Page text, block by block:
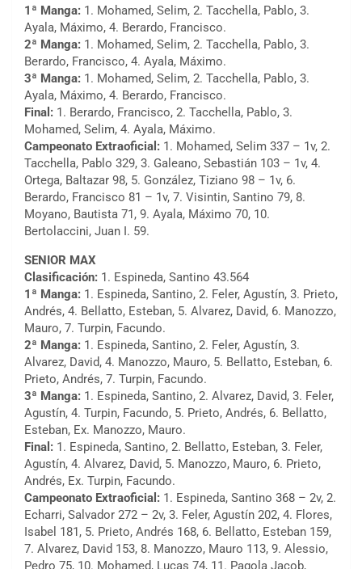
1ª Manga: 1. Mohamed, Selim, 2. Tacchella, Pablo, 3.
Ayala, Máximo, 4. Berardo, Francisco.
2ª Manga: 1. Mohamed, Selim, 2. Tacchella, Pablo, 3.
Berardo, Francisco, 4. Ayala, Máximo.
3ª Manga: 1. Mohamed, Selim, 2. Tacchella, Pablo, 3.
Ayala, Máximo, 4. Berardo, Francisco.
Final: 1. Berardo, Francisco, 2. Tacchella, Pablo, 3.
Mohamed, Selim, 4. Ayala, Máximo.
Campeonato Extraoficial: 1. Mohamed, Selim 337 – 1v, 2.
Tacchella, Pablo 329, 3. Galeano, Sebastián 103 – 1v, 4.
Ortega, Baltazar 98, 5. González, Tiziano 98 – 1v, 6.
Berardo, Francisco 81 – 1v, 7. Visintin, Santino 79, 8.
Moyano, Bautista 71, 9. Ayala, Máximo 70, 10.
Bertolaccini, Juan I. 59.
SENIOR MAX
Clasificación: 1. Espineda, Santino 43.564
1ª Manga: 1. Espineda, Santino, 2. Feler, Agustín, 3. Prieto,
Andrés, 4. Bellatto, Esteban, 5. Alvarez, David, 6. Manozzo,
Mauro, 7. Turpin, Facundo.
2ª Manga: 1. Espineda, Santino, 2. Feler, Agustín, 3.
Alvarez, David, 4. Manozzo, Mauro, 5. Bellatto, Esteban, 6.
Prieto, Andrés, 7. Turpin, Facundo.
3ª Manga: 1. Espineda, Santino, 2. Alvarez, David, 3. Feler,
Agustín, 4. Turpin, Facundo, 5. Prieto, Andrés, 6. Bellatto,
Esteban, Ex. Manozzo, Mauro.
Final: 1. Espineda, Santino, 2. Bellatto, Esteban, 3. Feler,
Agustín, 4. Alvarez, David, 5. Manozzo, Mauro, 6. Prieto,
Andrés, Ex. Turpin, Facundo.
Campeonato Extraoficial: 1. Espineda, Santino 368 – 2v, 2.
Echarri, Salvador 272 – 2v, 3. Feler, Agustín 202, 4. Flores,
Isabel 181, 5. Prieto, Andrés 168, 6. Bellatto, Esteban 159,
7. Alvarez, David 153, 8. Manozzo, Mauro 113, 9. Alessio,
Pedro 75, 10. Mohamed, Lucas 74, 11. Pagola Jacob,